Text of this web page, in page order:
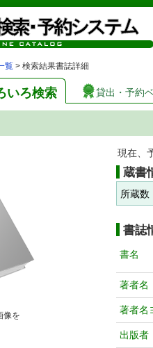
覧 > 検索結果書誌詳細
いろ検索 貸出・予約
像を
現在、
蔵書
所蔵数
書誌
書名
著者名
著者名
出版者